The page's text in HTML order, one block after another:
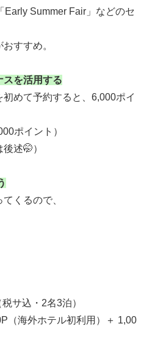
Summer Fair」などのセ
すすめ。
スを活用する
めて予約すると、6,000ポイ
ポイント）
述🤭）
くるので、
込・2名3泊）
海外ホテル初利用）＋ 1,00